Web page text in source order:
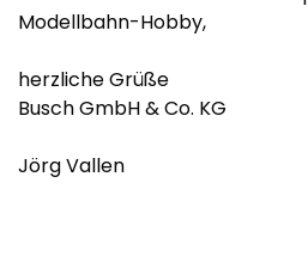
Modellbahn-Hobby,
herzliche Grüße
Busch GmbH & Co. KG
Jörg Vallen